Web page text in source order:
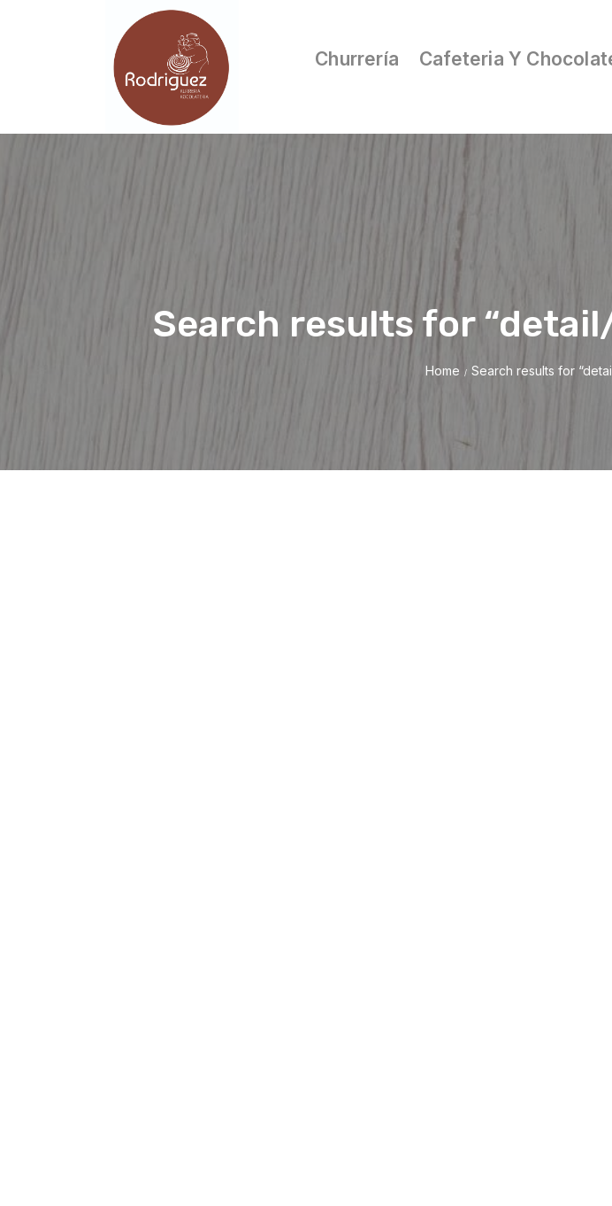
Churrería Cafeteria Y
Search results for
Home / Search results for